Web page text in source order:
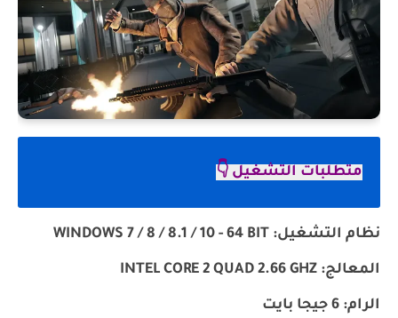
متطلبات التشغيل 👇
نظام التشغيل: WINDOWS 7 / 8 / 8.1 / 10 - 64 BIT
المعالج: INTEL CORE 2 QUAD 2.66 GHZ
الرام: 6 جيجا بايت